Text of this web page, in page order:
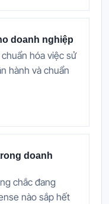
doanh nghiệp
hóa việc sử
hành và chuẩn
doanh
chắc đang
nào sắp hết